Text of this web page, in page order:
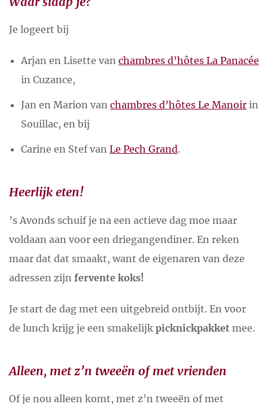
Je logeert bij
Arjan en Lisette van chambres d’hôtes La Panacée
in Cuzance,
Jan en Marion van chambres d’hôtes Le Manoir in
Souillac, en bij
Carine en Stef van Le Pech Grand.
Heerlijk eten!
’s Avonds schuif je na een actieve dag moe maar
voldaan aan voor een driegangendiner. En reken
maar dat dat smaakt, want de eigenaren van deze
adressen zijn fervente koks!
Je start de dag met een uitgebreid ontbijt. En voor
de lunch krijg je een smakelijk picknickpakket mee.
Alleen, met z’n tweeën of met vrienden
Of je nou alleen komt, met z’n tweeën of met